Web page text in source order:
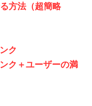
方法（超簡略
ク
ク＋ユーザーの満